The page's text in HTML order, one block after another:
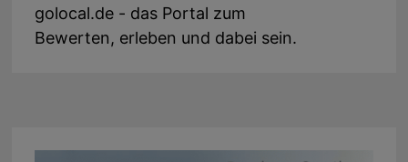
golocal.de - das Portal zum
Bewerten, erleben und dabei sein.